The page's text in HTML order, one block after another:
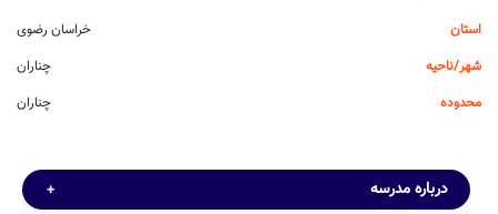
استان
خراسان رضوی
شهر/ناحیه
چناران
محدوده
چناران
درباره مدرسه